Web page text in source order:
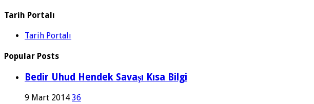
Tarih Portalı
Tarih Portalı
Popular Posts
Bedir Uhud Hendek Savaşı Kısa Bilgi
9 Mart 2014 36